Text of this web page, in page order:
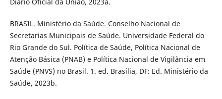
BRASIL. Ministério da Saúde. Conselho Nacional de
Secretarias Municipais de Saúde. Universidade Federal do
Rio Grande do Sul. Política de Saúde, Política Nacional de
Atenção Básica (PNAB) e Política Nacional de Vigilância em
Saúde (PNVS) no Brasil. 1. ed. Brasília, DF: Ed. Ministério da
Saúde, 2023b.